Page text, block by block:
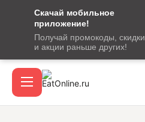
Скачай мобильное
приложение!
Получай промокоды, скидки
и акции раньше других!
сообщение
кодом
подтверждения
Акции